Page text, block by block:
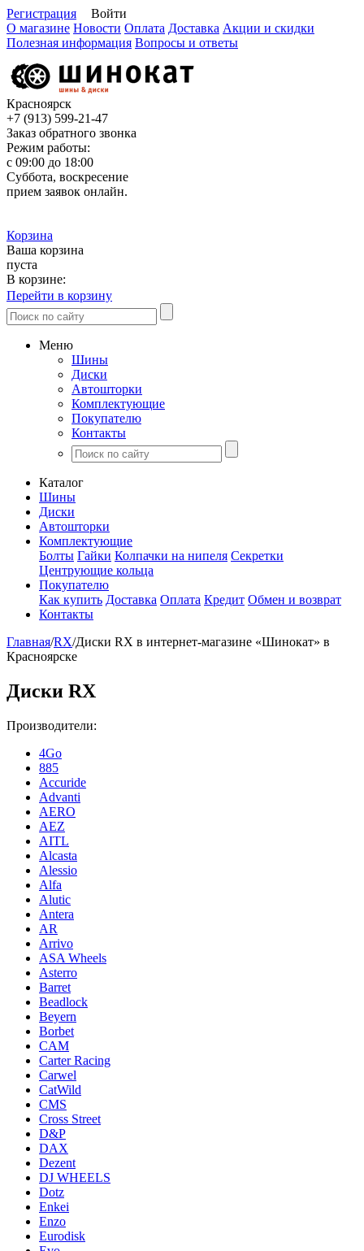
Регистрация
Войти
О магазине Новости Оплата Доставка Акции и скидки
Полезная информация Вопросы и ответы
Красноярск
+7 (913) 599-21-47
Заказ обратного звонка
Режим работы:
с 09:00 до 18:00
Суббота, воскресение
прием заявок онлайн.
Корзина
Ваша корзина
пуста
В корзине:
Перейти в корзину
Меню
Шины
Диски
Автошторки
Комплектующие
Покупателю
Контакты
Каталог
Шины
Диски
Автошторки
Комплектующие
Болты Гайки Колпачки на нипеля Секретки
Центрующие кольца
Покупателю
Как купить Доставка Оплата Кредит Обмен и возврат
Контакты
Главная/RX/Диски RX в интернет-магазине «Шинокат» в
Красноярске
Диски RX
Производители:
4Go
885
Accuride
Advanti
AERO
AEZ
AITL
Alcasta
Alessio
Alfa
Alutic
Antera
AR
Arrivo
ASA Wheels
Asterro
Barret
Beadlock
Beyern
Borbet
CAM
Carter Racing
Carwel
CatWild
CMS
Cross Street
D&P
DAX
Dezent
DJ WHEELS
Dotz
Enkei
Enzo
Eurodisk